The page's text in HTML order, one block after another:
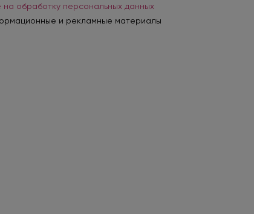
на обработку персональных данных
и рекламные материалы